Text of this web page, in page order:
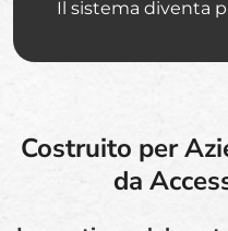
Il sistema diventa
Costruito per
da